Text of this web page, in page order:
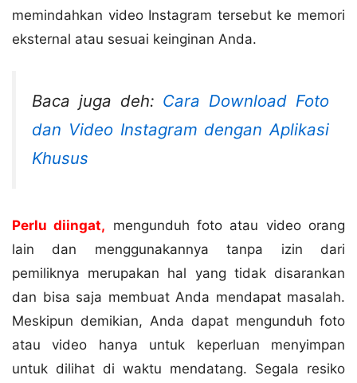
memindahkan video Instagram tersebut ke memori
eksternal atau sesuai keinginan Anda.
Baca juga deh: Cara Download Foto
dan Video Instagram dengan Aplikasi
Khusus
Perlu diingat, mengunduh foto atau video orang
lain dan menggunakannya tanpa izin dari
pemiliknya merupakan hal yang tidak disarankan
dan bisa saja membuat Anda mendapat masalah.
Meskipun demikian, Anda dapat mengunduh foto
atau video hanya untuk keperluan menyimpan
untuk dilihat di waktu mendatang. Segala resiko